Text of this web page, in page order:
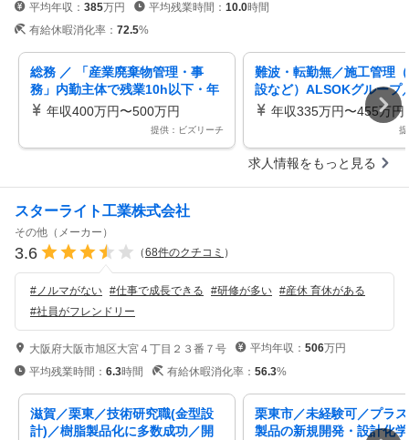
平均年収： 385万円 平均残業時間： 10.0時間
有給休暇消化率： 72.5%
総務 ／ 「産業廃棄物管理・事
務」内勤主体で残業10h以下・年
休120日／ALSOKグループの安
定基盤／営業経験が活きる業務管
年収400万円〜500万円
提供：ビズリーチ
難波・転勤無／施工管理
設など）ALSOKグループ
20・残業20ｈ／大規模案
年収335万円〜455万円
求人情報をもっと見る
スターライト工業株式会社
その他（メーカー）
3.6 （68件のクチコミ ）
#ノルマがない #仕事で成長できる #研修が多い #産休 育休がある
#社員がフレンドリー
大阪府大阪市旭区大宮４丁目２３番７号 平均年収： 506万円
平均残業時間： 6.3時間 有給休暇消化率： 56.3%
滋賀／栗東／技術研究職(金型設
計)／樹脂製品化に多数成功／開
栗東市／未経験可／プラ
製品の新規開発・設計化